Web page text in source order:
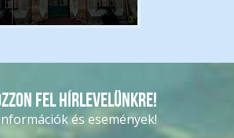
fel hírlevelünkre!
és események!